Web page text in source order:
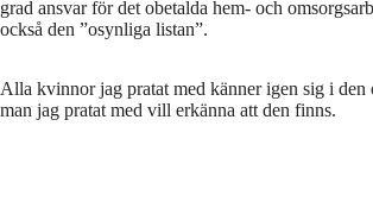
grad ansvar för det obetalda hem- och
också den ”osynliga listan”.
Alla kvinnor jag pratat med känner igen sig i den
man jag pratat med vill erkänna att den finns.